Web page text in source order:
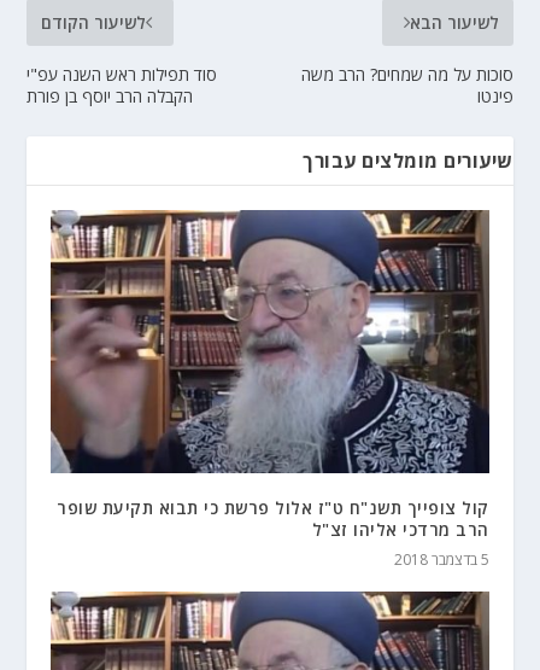
לשיעור הקודם
סוד תפילות ראש השנה עפ"י
הקבלה הרב יוסף בן פורת
לשיעור הבא
סוכות על מה שמחים? הרב משה
פינטו
שיעורים מומלצים עבורך
קול צופייך תשנ"ח ט"ז אלול פרשת כי תבוא תקיעת שופר
הרב מרדכי אליהו זצ"ל
5 בדצמבר 2018